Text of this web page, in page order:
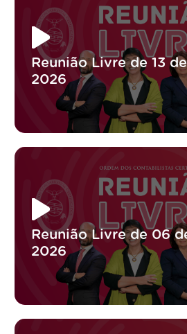
Reunião Livre de 13
2026
Reunião Livre de 06
2026